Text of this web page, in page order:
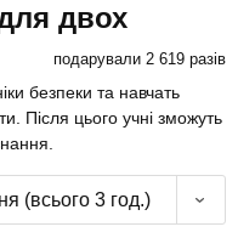
двох
подарували 2 619 разів
безпеки та навчать
Після цього учні зможуть
(всього 3 год.)